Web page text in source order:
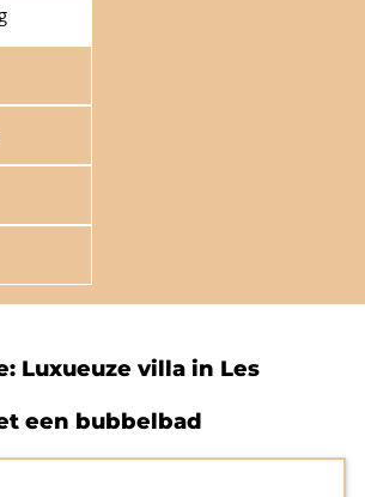
Luxueuze villa in Les
een bubbelbad